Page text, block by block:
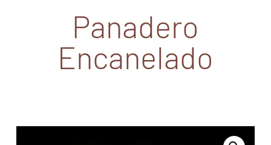
Panadero
Encanelado